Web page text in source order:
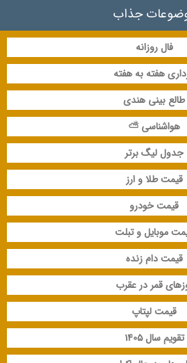
جذاب
فال روزانه
هفته به هفته
طالع بینی هندی
هواشناسی ⛅
جدول لیگ برتر
قیمت طلا و ارز
قیمت خودرو
موبایل و تبلت
قیمت دام زنده
قمر در عقرب
قیمت لپتاپ
تقویم سال 1405